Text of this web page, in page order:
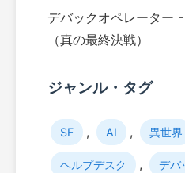
デバックオペレーター
（真の最終決戦）
ジャンル・タグ
SF , AI , 異世界
ヘルプデスク , デバ